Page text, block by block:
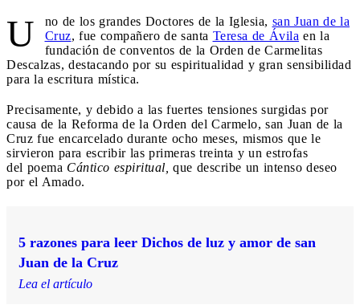
U no de los grandes Doctores de la Iglesia, san Juan de la
Cruz, fue compañero de santa Teresa de Ávila en la
fundación de conventos de la Orden de Carmelitas
Descalzas, destacando por su espiritualidad y gran sensibilidad
para la escritura mística.
Precisamente, y debido a las fuertes tensiones surgidas por
causa de la Reforma de la Orden del Carmelo, san Juan de la
Cruz fue encarcelado durante ocho meses, mismos que le
sirvieron para escribir las primeras treinta y un estrofas
del poema Cántico espiritual, que describe un intenso deseo
por el Amado.
5 razones para leer Dichos de luz y amor de san
Juan de la Cruz
Lea el artículo